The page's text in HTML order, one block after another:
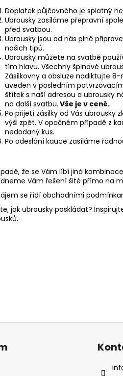
Doplatek půjčovného je splatný
Ubrousky zasíláme přepravní
před svatbou.
Ubrousky jsou od nás plně
našich tipů.
Ubrousky můžete na svatbě
tím hlavu. Všechny špinavé
Zásilkovny a obsluze nadiktujte
uveden v posledním
štítek s naší adresou a ubrousky
na další svatbu. Vše je v ceně.
Po přijetí zásilky od Vás ubrousky
výši zpět. V opačném případě z
nedodaný kus.
Po odeslání kauce zasíláme
že se Vám líbí jiná
Vám řešení šité přímo na
se řídí obchodními
jak ubrousky poskládat?
.